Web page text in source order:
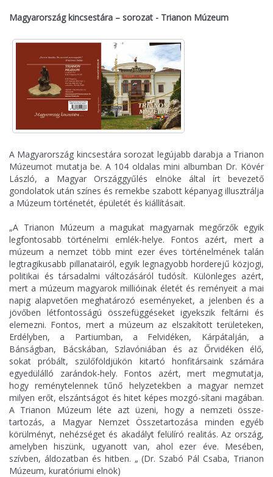
Magyarország kincsestára – sorozat - Trianon Múzeum
A Magyarország kincsestára sorozat legújabb darabja a Trianon
Múzeumot mutatja be. A 104 oldalas mini albumban Dr. Kövér
László, a Magyar Országgyűlés elnöke által írt bevezető
gondolatok után színes és remekbe szabott képanyag illusztrálja
a Múzeum történetét, épületét és kiállításait.
„A Trianon Múzeum a magukat magyarnak megőrzők egyik
legfontosabb történelmi emlék-helye. Fontos azért, mert a
múzeum a nemzet több mint ezer éves történelmének talán
legtragikusabb pillanatairól, egyik legnagyobb horderejű közjogi,
politikai és társadalmi változásáról tudósít. Különleges azért,
mert a múzeum magyarok millióinak életét és reményeit a mai
napig alapvetően meghatározó eseményeket, a jelenben és a
jövőben létfontosságú összefüggéseket igyekszik feltárni és
elemezni. Fontos, mert a múzeum az elszakított területeken,
Erdélyben, a Partiumban, a Felvidéken, Kárpátalján, a
Bánságban, Bácskában, Szlavóniában és az Őrvidéken élő,
sokat próbált, szülőföldjükön kitartó honfitársaink számára
egyedülálló zarándok-hely. Fontos azért, mert megmutatja,
hogy reménytelennek tűnő helyzetekben a magyar nemzet
milyen erőt, elszántságot és hitet képes mozgó-sítani magában.
A Trianon Múzeum léte azt üzeni, hogy a nemzeti össze-
tartozás, a Magyar Nemzet Összetartozása minden egyéb
körülményt, nehézséget és akadályt felülíró realitás. Az ország,
amelyben hiszünk, ugyanott van, ahol ezer éve. Mesében,
szívben, áldozatban és hitben. „ (Dr. Szabó Pál Csaba, Trianon
Múzeum, kuratóriumi elnök)